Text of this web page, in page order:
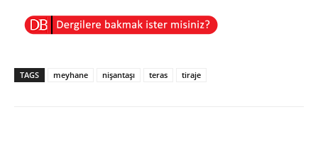
TAGS meyhane nişantaşı teras tiraje